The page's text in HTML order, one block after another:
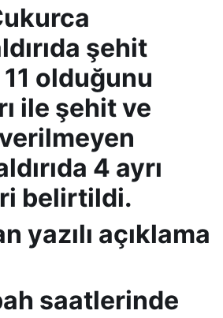
şehit
11 olduğunu
ile şehit ve
4 ayrı
belirtildi.
yazılı açıklama
saatlerinde